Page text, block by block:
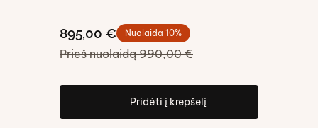
895,00 € Nuolaida 10%
Prieš nuolaidą990,00 €
Pridėti į krepšelį